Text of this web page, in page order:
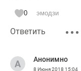
0 эмодзи
Ответить
Анонимно
8 Июня 2018 15:04